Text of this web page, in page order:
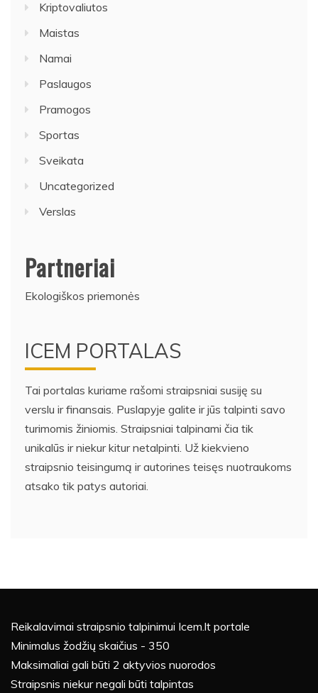
Kriptovaliutos
Maistas
Namai
Paslaugos
Pramogos
Sportas
Sveikata
Uncategorized
Verslas
Partneriai
Ekologiškos priemonės
ICEM PORTALAS
Tai portalas kuriame rašomi straipsniai susiję su
verslu ir finansais. Puslapyje galite ir jūs talpinti savo
turimomis žiniomis. Straipsniai talpinami čia tik
unikalūs ir niekur kitur netalpinti. Už kiekvieno
straipsnio teisingumą ir autorines teisęs nuotraukoms
atsako tik patys autoriai.
Reikalavimai straipsnio talpinimui Icem.lt portale
Minimalus žodžių skaičius - 350
Maksimaliai gali būti 2 aktyvios nuorodos
Straipsnis niekur negali būti talpintas